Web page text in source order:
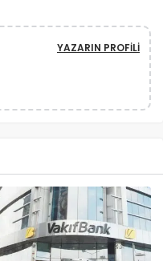
YAZARIN PROFILI